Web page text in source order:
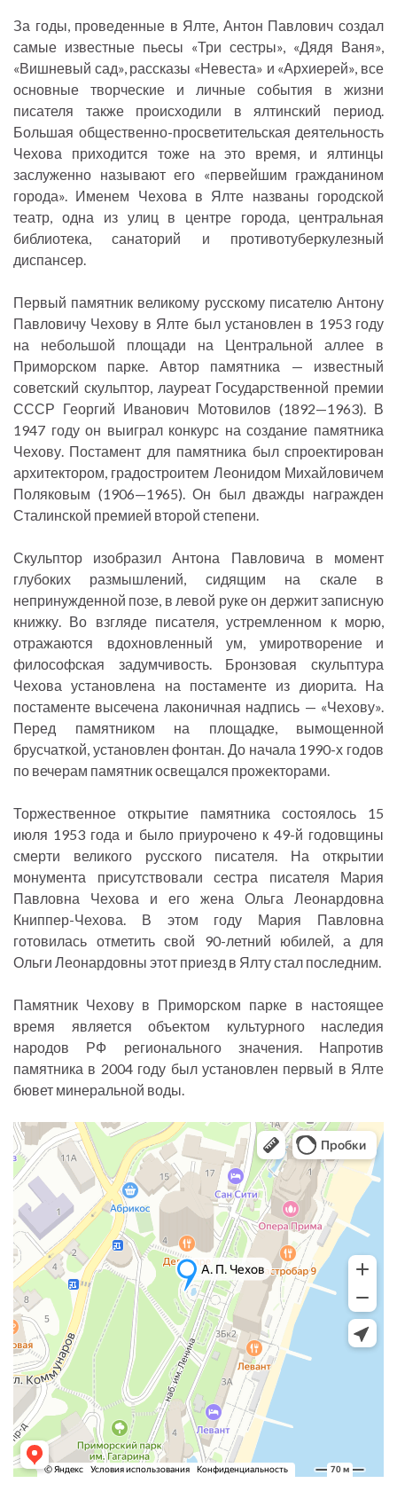
За годы, проведенные в Ялте, Антон Павлович создал
самые известные пьесы «Три сестры», «Дядя Ваня»,
«Вишневый сад», рассказы «Невеста» и «Архиерей», все
основные творческие и личные события в жизни
писателя также происходили в ялтинский период.
Большая общественно-просветительская деятельность
Чехова приходится тоже на это время, и ялтинцы
заслуженно называют его «первейшим гражданином
города». Именем Чехова в Ялте названы городской
театр, одна из улиц в центре города, центральная
библиотека, санаторий и противотуберкулезный
диспансер.
Первый памятник великому русскому писателю Антону
Павловичу Чехову в Ялте был установлен в 1953 году
на небольшой площади на Центральной аллее в
Приморском парке. Автор памятника — известный
советский скульптор, лауреат Государственной премии
СССР Георгий Иванович Мотовилов (1892—1963). В
1947 году он выиграл конкурс на создание памятника
Чехову. Постамент для памятника был спроектирован
архитектором, градостроитем Леонидом Михайловичем
Поляковым (1906—1965). Он был дважды награжден
Сталинской премией второй степени.
Скульптор изобразил Антона Павловича в момент
глубоких размышлений, сидящим на скале в
непринужденной позе, в левой руке он держит записную
книжку. Во взгляде писателя, устремленном к морю,
отражаются вдохновленный ум, умиротворение и
философская задумчивость. Бронзовая скульптура
Чехова установлена на постаменте из диорита. На
постаменте высечена лаконичная надпись — «Чехову».
Перед памятником на площадке, вымощенной
брусчаткой, установлен фонтан. До начала 1990-х годов
по вечерам памятник освещался прожекторами.
Торжественное открытие памятника состоялось 15
июля 1953 года и было приурочено к 49-й годовщины
смерти великого русского писателя. На открытии
монумента присутствовали сестра писателя Мария
Павловна Чехова и его жена Ольга Леонардовна
Книппер-Чехова. В этом году Мария Павловна
готовилась отметить свой 90-летний юбилей, а для
Ольги Леонардовны этот приезд в Ялту стал последним.
Памятник Чехову в Приморском парке в настоящее
время является объектом культурного наследия
народов РФ регионального значения. Напротив
памятника в 2004 году был установлен первый в Ялте
бювет минеральной воды.